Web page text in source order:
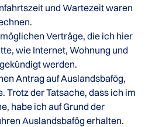
und Wartezeit waren
Verträge, die ich hier
wie Internet, Wohnung und
werden.
Antrag auf Auslandsbafög,
Trotz der Tatsache, dass ich im
habe ich auf Grund der
Auslandsbafög erhalten.